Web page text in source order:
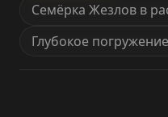
Семёрка Жезлов в
Глубокое погружение